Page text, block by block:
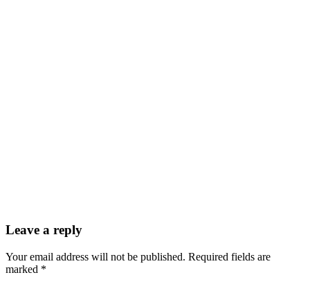
Leave a reply
Your email address will not be published. Required fields are
marked *